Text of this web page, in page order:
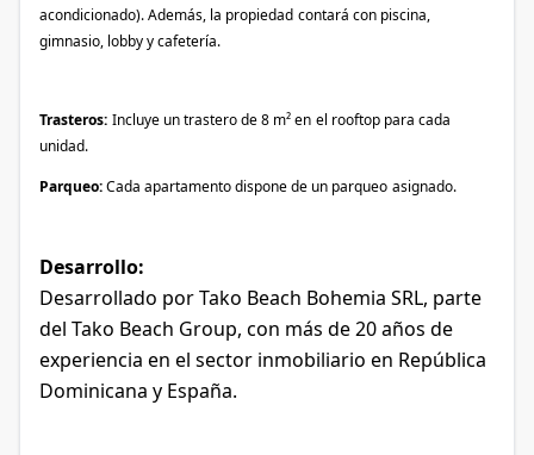
acondicionado). Además, la propiedad contará con piscina,
gimnasio, lobby y cafetería.
Trasteros: Incluye un trastero de 8 m² en el rooftop para cada
unidad.
Parqueo:Cada apartamento dispone de un parqueo asignado.
Desarrollo:
Desarrollado por Tako Beach Bohemia SRL, parte
del Tako Beach Group, con más de 20 años de
experiencia en el sector inmobiliario en República
Dominicana y España.